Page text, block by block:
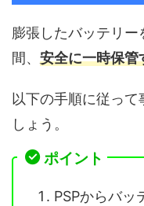
膨張したバッテリ
間、 安全に一時保管
以下の手順に従っ
しょう。
ポイント
PSPからバッ